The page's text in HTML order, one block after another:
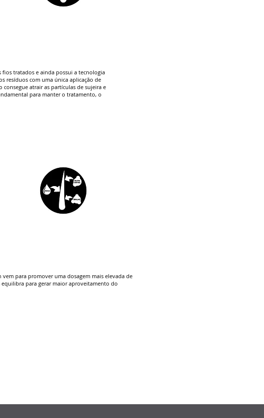
fios tratados e ainda possui a tecnologia
resíduos com uma única aplicação de
atrair as partículas de sujeira e
para manter o tratamento, o
para promover uma dosagem mais elevada de
para gerar maior aproveitamento do